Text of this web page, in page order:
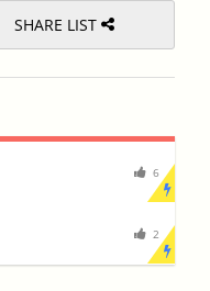
SHARE LIST
6
2